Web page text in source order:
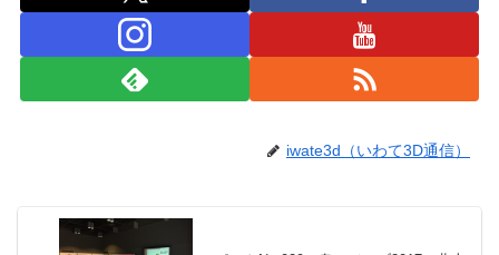
iwate3d（いわて3D通信）